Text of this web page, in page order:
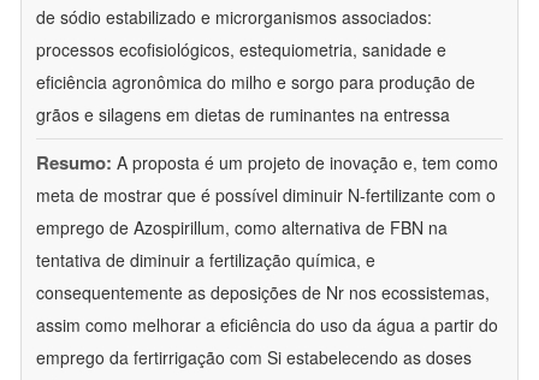
de sódio estabilizado e microrganismos associados:
processos ecofisiológicos, estequiometria, sanidade e
eficiência agronômica do milho e sorgo para produção de
grãos e silagens em dietas de ruminantes na entressa
Resumo: A proposta é um projeto de inovação e, tem como
meta de mostrar que é possível diminuir N-fertilizante com o
emprego de Azospirillum, como alternativa de FBN na
tentativa de diminuir a fertilização química, e
consequentemente as deposições de Nr nos ecossistemas,
assim como melhorar a eficiência do uso da água a partir do
emprego da fertirrigação com Si estabelecendo as doses